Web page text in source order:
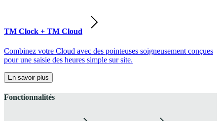
TM Clock + TM Cloud
Combinez votre Cloud avec des pointeuses soigneusement conçues
pour une saisie des heures simple sur site.
En savoir plus
Fonctionnalités